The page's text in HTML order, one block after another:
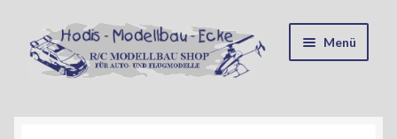
Zur
Navigation
springen
Zum
Inhalt
springen
Menü